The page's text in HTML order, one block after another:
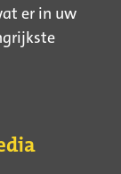
er in uw